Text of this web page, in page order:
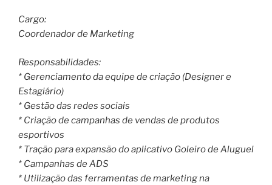
Cargo:
Coordenador de Marketing
Responsabilidades:
* Gerenciamento da equipe de criação (Designer e
Estagiário)
* Gestão das redes sociais
* Criação de campanhas de vendas de produtos
esportivos
* Tração para expansão do aplicativo Goleiro de Aluguel
* Campanhas de ADS
* Utilização das ferramentas de marketing na